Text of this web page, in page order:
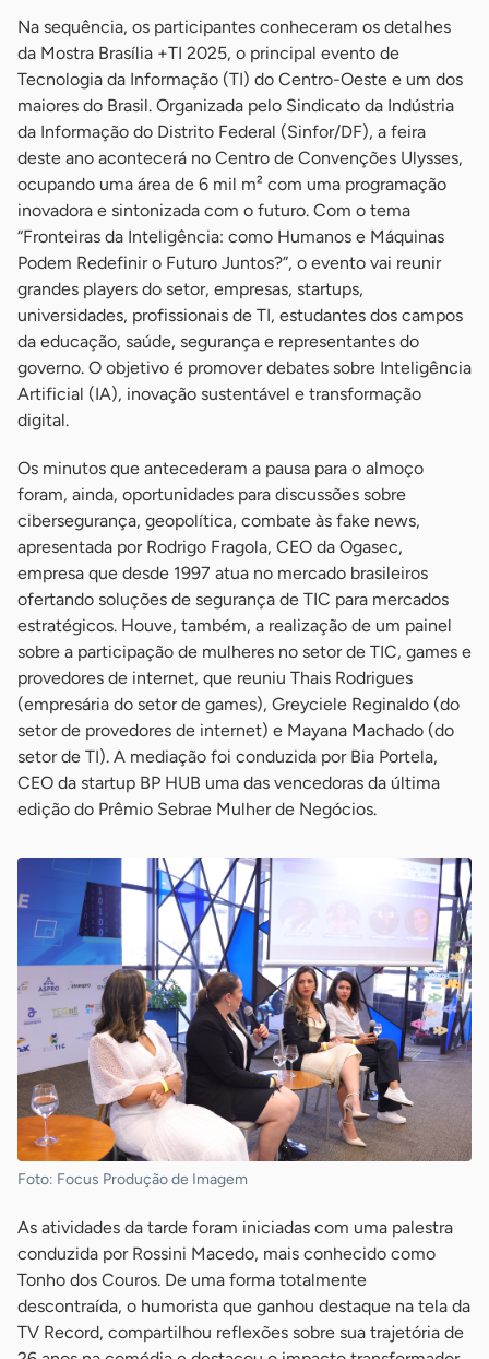
Na sequência, os participantes conheceram os detalhes
da Mostra Brasília +TI 2025, o principal evento de
Tecnologia da Informação (TI) do Centro-Oeste e um dos
maiores do Brasil. Organizada pelo Sindicato da Indústria
da Informação do Distrito Federal (Sinfor/DF), a feira
deste ano acontecerá no Centro de Convenções Ulysses,
ocupando uma área de 6 mil m² com uma programação
inovadora e sintonizada com o futuro. Com o tema
“Fronteiras da Inteligência: como Humanos e Máquinas
Podem Redefinir o Futuro Juntos?”, o evento vai reunir
grandes players do setor, empresas, startups,
universidades, profissionais de TI, estudantes dos campos
da educação, saúde, segurança e representantes do
governo. O objetivo é promover debates sobre Inteligência
Artificial (IA), inovação sustentável e transformação
digital.
Os minutos que antecederam a pausa para o almoço
foram, ainda, oportunidades para discussões sobre
cibersegurança, geopolítica, combate às fake news,
apresentada por Rodrigo Fragola, CEO da Ogasec,
empresa que desde 1997 atua no mercado brasileiros
ofertando soluções de segurança de TIC para mercados
estratégicos. Houve, também, a realização de um painel
sobre a participação de mulheres no setor de TIC, games e
provedores de internet, que reuniu Thais Rodrigues
(empresária do setor de games), Greyciele Reginaldo (do
setor de provedores de internet) e Mayana Machado (do
setor de TI). A mediação foi conduzida por Bia Portela,
CEO da startup BP HUB uma das vencedoras da última
edição do Prêmio Sebrae Mulher de Negócios.
Foto: Focus Produção de Imagem
As atividades da tarde foram iniciadas com uma palestra
conduzida por Rossini Macedo, mais conhecido como
Tonho dos Couros. De uma forma totalmente
descontraída, o humorista que ganhou destaque na tela da
TV Record, compartilhou reflexões sobre sua trajetória de